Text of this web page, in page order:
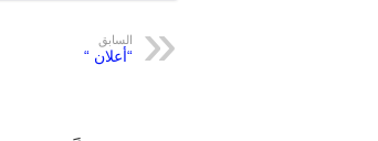
السابق
“أعلان “